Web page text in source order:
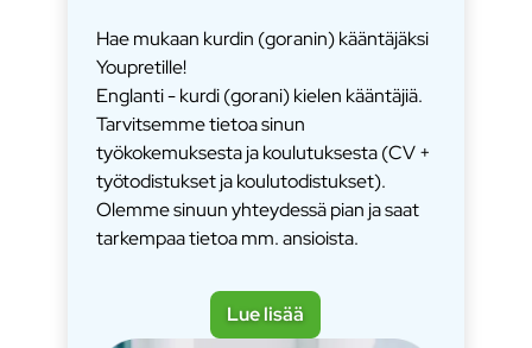
Hae mukaan kurdin (goranin) kääntäjäksi
Youpretille!
Englanti - kurdi (gorani) kielen kääntäjiä.
Tarvitsemme tietoa sinun
työkokemuksesta ja koulutuksesta (CV +
työtodistukset ja koulutodistukset).
Olemme sinuun yhteydessä pian ja saat
tarkempaa tietoa mm. ansioista.
Lue lisää